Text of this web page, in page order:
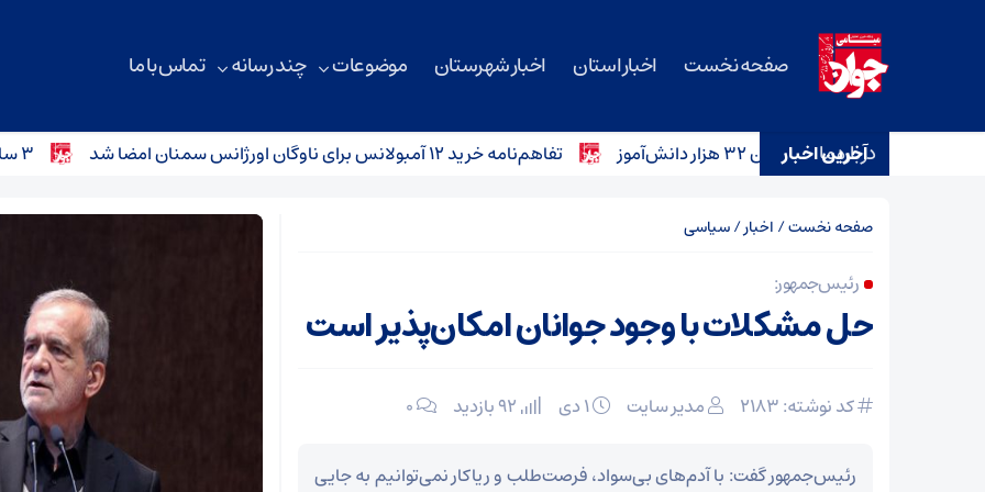
صفحه نخست اخبار استان اخبار شهرستان موضوعات چند رسانه تماس با ما
درباره ما
آخرین اخبار تفاهم‌نامه خرید ۱۲ آمبولانس برای ناوگان اورژانس سمنان امضا شد ۳ سانحه رانندگی در محورهای استان سمنان؛ کودک ۴ ساله جان باخت
صفحه نخست/ اخبار/سیاسی
رئیس‌جمهور:
حل مشکلات با وجود جوانان امکان‌پذیر است
کد نوشته: 2183 مدیر سایت ۰
رئیس‌جمهور گفت: با آدم‌های بی‌سواد، فرصت‌طلب و ریاکار نمی‌توانیم به جایی